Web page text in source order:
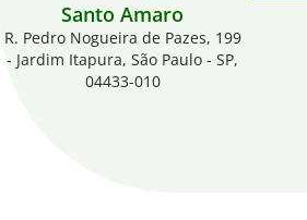
Santo Amaro
R. Pedro Nogueira de Pazes, 199
- Jardim Itapura, São Paulo - SP,
04433-010